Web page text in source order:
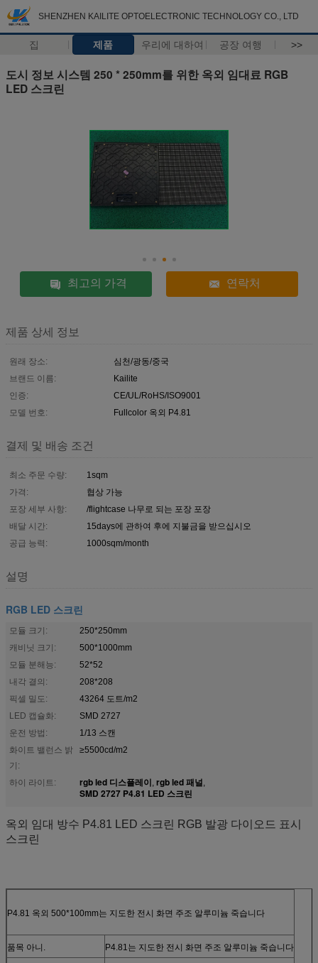
SHENZHEN KAILITE OPTOELECTRONIC TECHNOLOGY CO., LTD
집 제품 우리에 대하여 공장 여행 >>
도시 정보 시스템 250 * 250mm를 위한 옥외 임대료 RGB
LED 스크린
최고의 가격 연락처
제품 상세 정보
원래 장소:
심천/광동/중국
브랜드 이름:
Kailite
인증:
CE/UL/RoHS/ISO9001
모델 번호:
Fullcolor 옥외 P4.81
결제 및 배송 조건
최소 주문 수량:
1sqm
가격:
협상 가능
포장 세부 사항:
/flightcase 나무로 되는 포장 포장
배달 시간:
15days에 관하여 후에 지불금을 받으십시오
공급 능력:
1000sqm/month
설명
RGB LED 스크린
모듈 크기:
250*250mm
캐비닛 크기:
500*1000mm
모듈 분해능:
52*52
내각 결의:
208*208
픽셀 밀도:
43264 도트/m2
LED 캡슐화:
SMD 2727
운전 방법:
1/13 스캔
화이트 밸런스 밝
기:
≥5500cd/m2
하이 라이트: rgb led 디스플레이, rgb led 패널,
SMD 2727 P4.81 LED 스크린
옥외 임대 방수 P4.81 LED 스크린 RGB 발광 다이오드 표시
스크린
P4.81 옥외 500*100mm는 지도한 전시 화면 주조 알루미늄 죽습니다
품목 아니. P4.81는 지도한 전시 화면 주조 알루미늄 죽습니다